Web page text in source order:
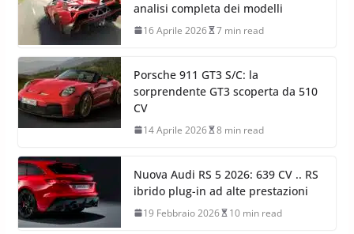
analisi completa dei modelli
16 Aprile 2026 7 min read
Porsche 911 GT3 S/C: la
sorprendente GT3 scoperta da 510
CV
14 Aprile 2026 8 min read
Nuova Audi RS 5 2026: 639 CV .. RS
ibrido plug-in ad alte prestazioni
19 Febbraio 2026 10 min read